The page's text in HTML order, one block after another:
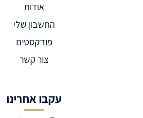
אודות
החשבון שלי
פודקסטים
צור קשר
עקבו אחרינו